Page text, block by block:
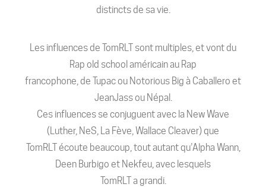
distincts de sa vie.
Les influences de TomRLT sont multiples, et vont du
Rap old school américain au Rap
francophone, de Tupac ou Notorious Big à Caballero et
JeanJass ou Népal.
Ces influences se conjuguent avec la New Wave
(Luther, NeS, La Fève, Wallace Cleaver) que
TomRLT écoute beaucoup, tout autant qu’Alpha Wann,
Deen Burbigo et Nekfeu, avec lesquels
TomRLT a grandi.